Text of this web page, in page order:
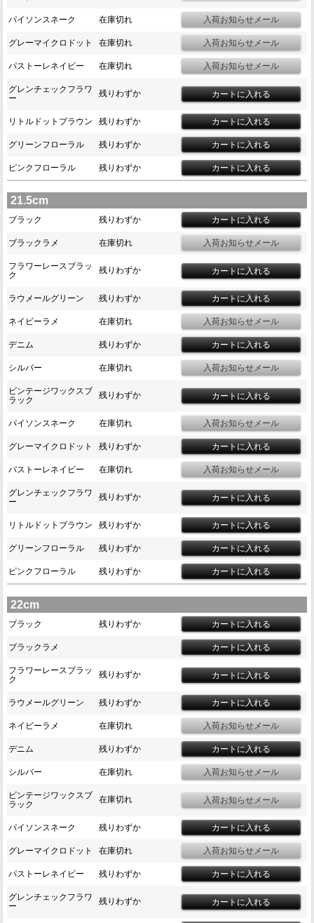
パイソンスネーク 在庫切れ
グレーマイクロドット 在庫切れ
パストーレネイビー 在庫切れ
グレンチェックフラワ
ー
残りわずか
リトルドットブラウン 残りわずか
グリーンフローラル 残りわずか
ピンクフローラル 残りわずか
21.5cm
ブラック 残りわずか
ブラックラメ 在庫切れ
フラワーレースブラッ
ク
残りわずか
ラウメールグリーン 残りわずか
ネイビーラメ 在庫切れ
デニム 残りわずか
シルバー 在庫切れ
ビンテージワックスブ
ラック
残りわずか
パイソンスネーク 在庫切れ
グレーマイクロドット 残りわずか
パストーレネイビー 在庫切れ
グレンチェックフラワ
ー
残りわずか
リトルドットブラウン 残りわずか
グリーンフローラル 残りわずか
ピンクフローラル 残りわずか
22cm
ブラック 残りわずか
ブラックラメ
フラワーレースブラッ
ク
残りわずか
ラウメールグリーン 残りわずか
ネイビーラメ 在庫切れ
デニム 残りわずか
シルバー 在庫切れ
ビンテージワックスブ
ラック
在庫切れ
パイソンスネーク 残りわずか
グレーマイクロドット 在庫切れ
パストーレネイビー 残りわずか
グレンチェックフラワ
ー
残りわずか